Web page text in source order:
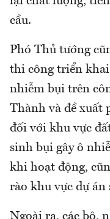
cầu.
Phó Thủ tướng
thi công triển khai
nhiễm bụi trên
Thành và đề xuất
đối với khu vực
sinh bụi gây ô
khi hoạt động,
rào khu vực dự án